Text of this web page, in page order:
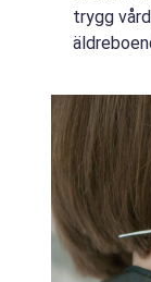
trygg
finns på